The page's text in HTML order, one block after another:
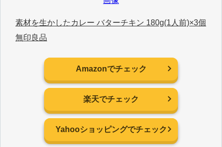
素材を生かしたカレー バターチキン 180g(1人前)×3個
無印良品
Amazonでチェック
楽天でチェック
Yahooショッピングでチェック